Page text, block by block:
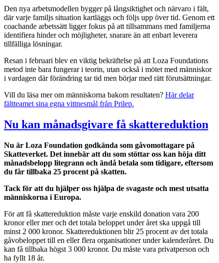
Den nya arbetsmodellen bygger på långsiktighet och närvaro i fält,
där varje familjs situation kartläggs och följs upp över tid. Genom ett
coachande arbetssätt ligger fokus på att tillsammans med familjerna
identifiera hinder och möjligheter, snarare än att enbart leverera
tillfälliga lösningar.
Resan i februari blev en viktig bekräftelse på att Loza Foundations
metod inte bara fungerar i teorin, utan också i mötet med människor
i vardagen där förändring tar tid men börjar med rätt förutsättningar.
Vill du läsa mer om människorna bakom resultaten? Här delar
fältteamet sina egna vittnesmål från Prilep.
Nu kan månadsgivare få skattereduktion
Nu är Loza Foundation godkända som gåvomottagare på
Skatteverket. Det innebär att du som stöttar oss kan höja ditt
månadsbelopp litegrann och ändå betala som tidigare, eftersom
du får tillbaka 25 procent på skatten.
Tack för att du hjälper oss hjälpa de svagaste och mest utsatta
människorna i Europa.
För att få skattereduktion måste varje enskild donation vara 200
kronor eller mer och det totala beloppet under året ska uppgå till
minst 2 000 kronor. Skattereduktionen blir 25 procent av det totala
gåvobeloppet till en eller flera organisationer under kalenderåret. Du
kan få tillbaka högst 3 000 kronor. Du måste vara privatperson och
ha fyllt 18 år.